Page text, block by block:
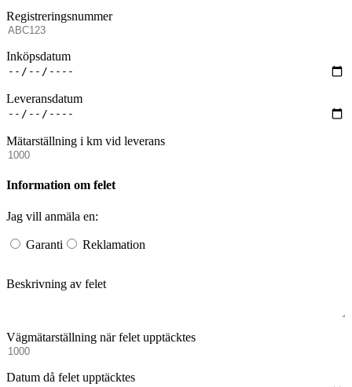
Registreringsnummer
Inköpsdatum
Leveransdatum
Mätarställning i km vid leverans
Information om felet
Jag vill anmäla en:
Garanti Reklamation
Beskrivning av felet
Vägmätarställning när felet upptäcktes
Datum då felet upptäcktes